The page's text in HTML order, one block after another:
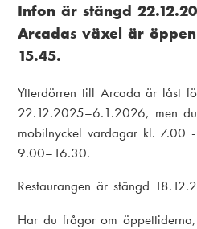
Infon är stängd
Arcadas växel är
15.45.
Ytterdörren till Arcada är låst
22.12.2025–6.1.2026, men
mobilnyckel vardagar kl. 7.00
9.00–16.30.
Restaurangen är stängd
Har du frågor om